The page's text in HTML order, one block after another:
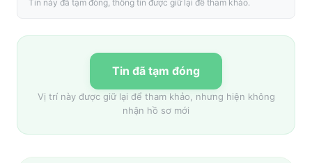
Tin này đã tạm đóng, thông tin được giữ lại để tham khảo.
Tin đã tạm đóng
Vị trí này được giữ lại để tham khảo, nhưng hiện không
nhận hồ sơ mới